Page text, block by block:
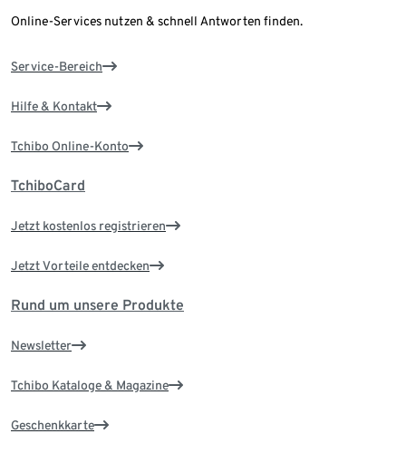
Online-Services nutzen & schnell Antworten finden.
Service-Bereich
Hilfe & Kontakt
Tchibo Online-Konto
TchiboCard
Jetzt kostenlos registrieren
Jetzt Vorteile entdecken
Rund um unsere Produkte
Newsletter
Tchibo Kataloge & Magazine
Geschenkkarte